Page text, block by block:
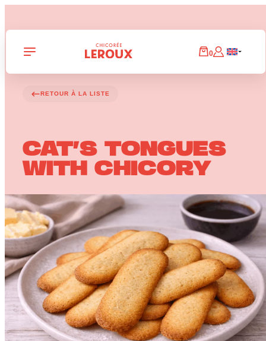
0
RETOUR À LA LISTE
CAT’S TONGUES
WITH CHICORY
Panneau de gestion des cookies